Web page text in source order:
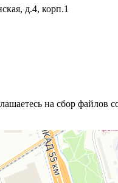
д.4, корп.1
на сбор файлов